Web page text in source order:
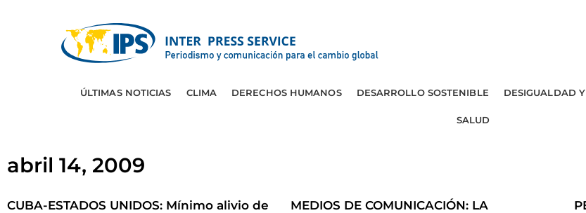
ÚLTIMAS NOTICIAS CLIMA DERECHOS HUMANOS DESARROLLO SOSTENIBLE DESIGUALDAD
SALUD
abril 14, 2009
CUBA-ESTADOS UNIDOS: Mínimo alivio de
MEDIOS DE COMUNICACIÓN: LA